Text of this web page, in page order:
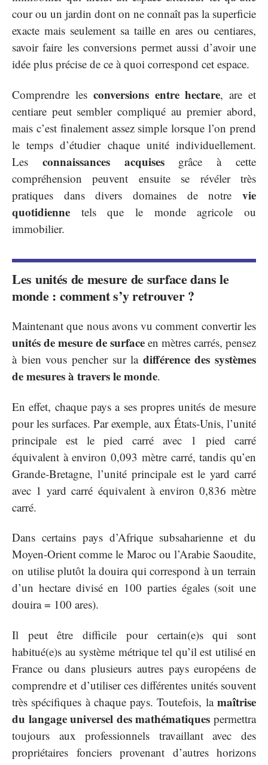
cour ou un jardin dont on ne connaît pas la superficie
exacte mais seulement sa taille en ares ou centiares,
savoir faire les conversions permet aussi d’avoir une
idée plus précise de ce à quoi correspond cet espace.
Comprendre les conversions entre hectare, are et
centiare peut sembler compliqué au premier abord,
mais c’est finalement assez simple lorsque l’on prend
le temps d’étudier chaque unité individuellement.
Les connaissances acquisesgrâce à cette
compréhension peuvent ensuite se révéler très
pratiques dans divers domaines de notre vie
quotidienne tels que le monde agricole ou
immobilier.
Les unités de mesure de surface dans le
monde : comment s’y retrouver ?
Maintenant que nous avons vu comment convertir les
unités de mesure de surface en mètres carrés, pensez
à bien vous pencher sur la différence des systèmes
de mesures à travers le monde.
En effet, chaque pays a ses propres unités de mesure
pour les surfaces. Par exemple, aux États-Unis, l’unité
principale est le pied carré avec 1 pied carré
équivalent à environ 0,093 mètre carré, tandis qu’en
Grande-Bretagne, l’unité principale est le yard carré
avec 1 yard carré équivalent à environ 0,836 mètre
carré.
Dans certains pays d’Afrique subsaharienne et du
Moyen-Orient comme le Maroc ou l’Arabie Saoudite,
on utilise plutôt la douira qui correspond à un terrain
d’un hectare divisé en 100 parties égales (soit une
douira = 100 ares).
Il peut être difficile pour certain(e)s qui sont
habitué(e)s au système métrique tel qu’il est utilisé en
France ou dans plusieurs autres pays européens de
comprendre et d’utiliser ces différentes unités souvent
très spécifiques à chaque pays. Toutefois, la maîtrise
du langage universel des mathématiques permettra
toujours aux professionnels travaillant avec des
propriétaires fonciers provenant d’autres horizons